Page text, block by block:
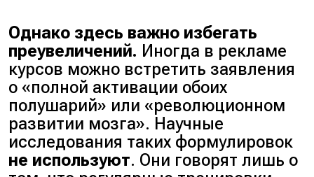
Однако здесь важно избегать
преувеличений. Иногда в рекламе
курсов можно встретить заявления
о «полной активации обоих
полушарий» или «революционном
развитии мозга». Научные
исследования таких формулировок
не используют. Они говорят лишь о